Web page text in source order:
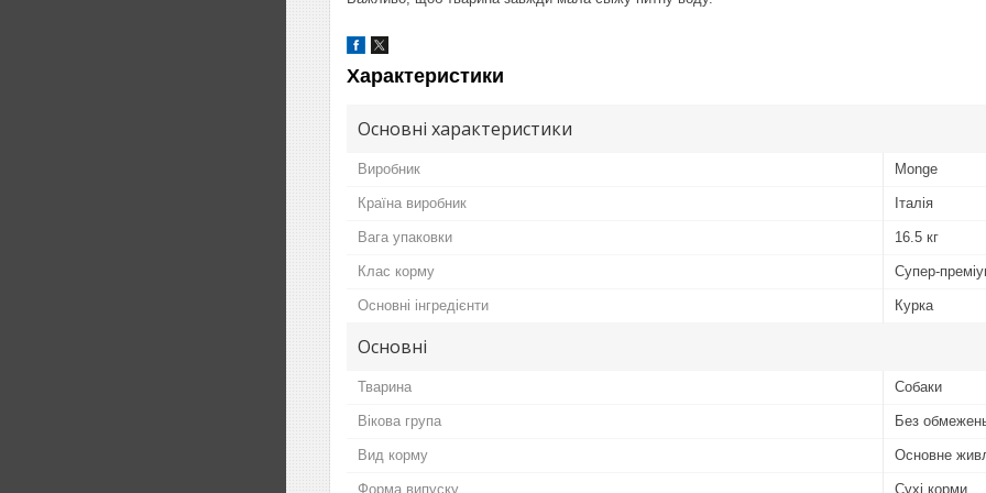
Характеристики
Основні характеристики
Виробник Monge
Країна виробник Італія
Вага упаковки 16.5 кг
Клас корму Супер-
Основні інгредієнти Курка
Основні
Тварина Собаки
Вікова група Без
Вид корму Основне
Форма випуску Сухі корми